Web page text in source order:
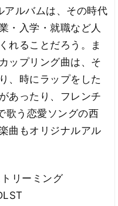
アルバムは、その時代
・入学・就職など人
れることだろう。ま
ップリング曲は、そ
、時にラップをした
あったり、フレンチ
歌う恋愛ソングの西
曲もオリジナルアル
リーミング